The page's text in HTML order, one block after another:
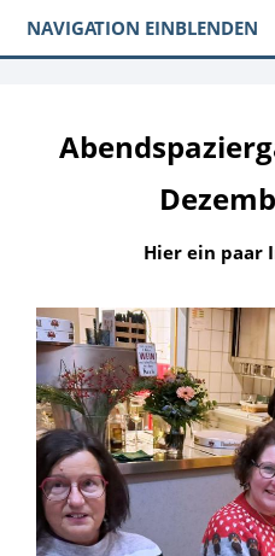
NAVIGATION EINBLENDEN
Hier ein paar